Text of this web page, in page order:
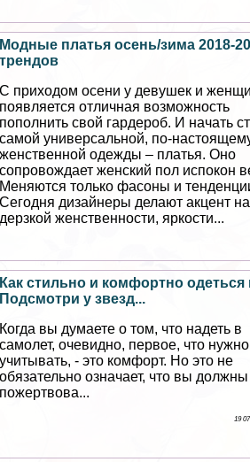
Модные платья осень/зима 2018-
трендов
С приходом осени у дeвyшек и
появляется отличная возможность
пополнить свой гардероб. И начать
самой универсальной, по-
женственной одежды – платья. Оно
сопровождает женский пол испокон
Меняются только фасоны и
Сегодня дизайнеры делают акцент на
дерзкой женственности, яркости...
Как стильно и комфортно одеться
Подсмотри у звезд...
Когда вы думаете о том, что надеть в
самолет, очевидно, первое, что нужно
учитывать, - это комфорт. Но это не
обязательно означает, что вы должны
пожертвова...
19